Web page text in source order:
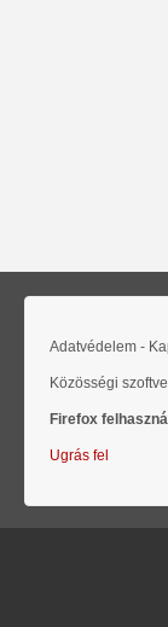
Adatvédelem -
Közösségi
Firefox
Ugrás fel